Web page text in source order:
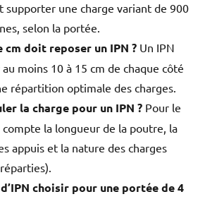
supporter une charge variant de 900
selon la portée.
cm doit reposer un IPN ? Un IPN
moins 10 à 15 cm de chaque côté
répartition optimale des charges.
la charge pour un IPN ? Pour le
la longueur de la poutre, la
appuis et la nature des charges
choisir pour une portée de 4